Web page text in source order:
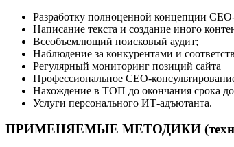
Разработку полноценной концепции
Написание текста и создание иного
Всеобъемлющий поисковый аудит;
Наблюдение за конкурентами и
Регулярный мониторинг позиций сайта
Профессиональное СЕО-
Нахождение в ТОП до окончания срока
Услуги персонального ИТ-адъютанта.
ПРИМЕНЯЕМЫЕ МЕТОДИКИ